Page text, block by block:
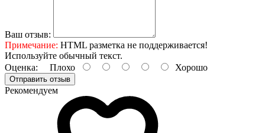
Ваш отзыв:
Примечание: HTML разметка не поддерживается!
Используйте обычный текст.
Оценка: Плохо Хорошо
Отправить отзыв
Рекомендуем